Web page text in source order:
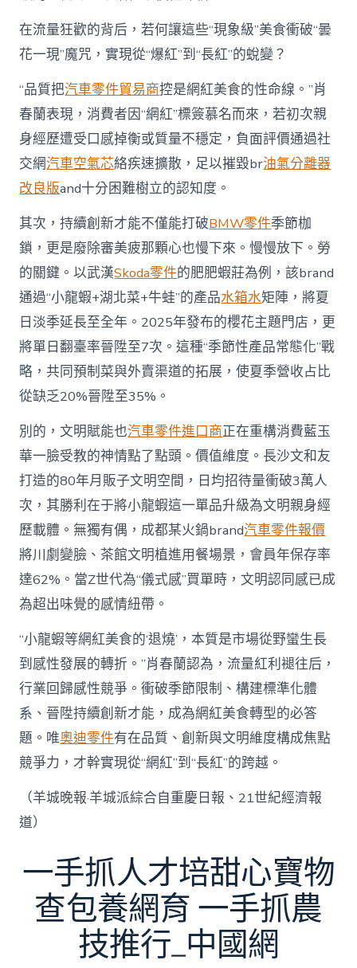
在流量狂歡的背后，若何讓這些“現象級”美食衝破“曇
花一現”魔咒，實現從“爆紅”到“長紅”的蛻變？
“品質把汽車零件貿易商控是網紅美食的性命線。”肖
春蘭表現，消費者因“網紅”標簽慕名而來，若初次親
身經歷遭受口感掉衡或質量不穩定，負面評價通過社
交網汽車空氣芯絡疾速擴散，足以摧毀br油氣分離器
改良版and十分困難樹立的認知度。
其次，持續創新才能不僅能打破BMW零件季節枷
鎖，更是廢除審美疲那顆心也慢下來。慢慢放下。勞
的關鍵。以武漢Skoda零件的肥肥蝦莊為例，該brand
通過“小龍蝦+湖北菜+牛蛙”的產品水箱水矩陣，將夏
日淡季延長至全年。2025年發布的櫻花主題門店，更
將單日翻臺率晉陞至7次。這種“季節性產品常態化”戰
略，共同預制菜與外賣渠道的拓展，使夏季營收占比
從缺乏20%晉陞至35%。
別的，文明賦能也汽車零件進口商正在重構消費藍玉
華一臉受教的神情點了點頭。價值維度。長沙文和友
打造的80年月販子文明空間，日均招待量衝破3萬人
次，其勝利在于將小龍蝦這一單品升級為文明親身經
歷載體。無獨有偶，成都某火鍋brand汽車零件報價
將川劇變臉、茶館文明植進用餐場景，會員年保存率
達62%。當Z世代為“儀式感”買單時，文明認同感已成
為超出味覺的感情紐帶。
“小龍蝦等網紅美食的‘退燒’，本質是市場從野蠻生長
到感性發展的轉折。”肖春蘭認為，流量紅利褪往后，
行業回歸感性競爭。衝破季節限制、構建標準化體
系、晉陞持續創新才能，成為網紅美食轉型的必答
題。唯奧迪零件有在品質、創新與文明維度構成焦點
競爭力，才幹實現從“網紅”到“長紅”的跨越。
（羊城晚報·羊城派綜合自重慶日報、21世紀經濟報
道）
一手抓人才培甜心寶物
查包養網育 一手抓農
技推行_中國網